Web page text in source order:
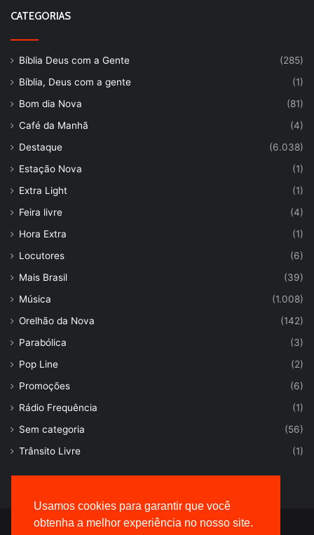
Usamos cookies para garantir que você
obtenha a melhor experiência no nosso site.
CATEGORIAS
Bíblia Deus com a Gente
(285)
Bíblia, Deus com a gente
(1)
Bom dia Nova
(81)
Café da Manhã
(4)
Destaque
(6.038)
Estação Nova
(1)
Extra Light
(1)
Feira livre
(4)
Hora Extra
(1)
Locutores
(6)
Mais Brasil
(39)
Música
(1.008)
Orelhão da Nova
(142)
Parabólica
(3)
Pop Line
(2)
Promoções
(6)
Rádio Frequência
(1)
Sem categoria
(56)
Trânsito Livre
(1)